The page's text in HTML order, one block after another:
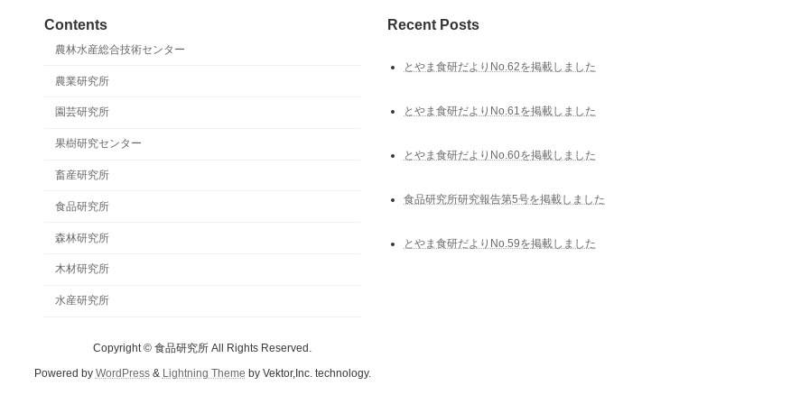
Contents
農林水産総合技術センター
農業研究所
園芸研究所
果樹研究センター
畜産研究所
食品研究所
森林研究所
木材研究所
水産研究所
Recent Posts
とやま食研だよりNo.62を掲載しました
とやま食研だよりNo.61を掲載しました
とやま食研だよりNo.60を掲載しました
食品研究所研究報告第5号を掲載しました
とやま食研だよりNo.59を掲載しました
Copyright © 食品研究所 All Rights Reserved.
Powered by WordPress& Lightning Theme by Vektor,Inc. technology.